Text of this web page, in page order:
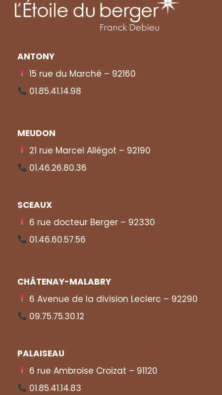
ANTONY
15 rue du Marché – 92160
01.85.41.14.98
MEUDON
21 rue Marcel Allégot – 92190
01.46.26.80.36
SCEAUX
6 rue docteur Berger – 92330
01.46.60.57.56
CHÂTENAY-MALABRY
6 Avenue de la division Leclerc – 92290
09.75.75.30.12
PALAISEAU
6 rue Ambroise Croizat – 91120
01.85.41.14.83